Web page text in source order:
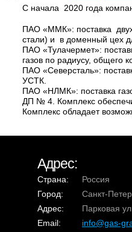
С начала 2020 года
ПАО «ММК»: поставка двух
стали) и в доменный цех
ПАО «Тулачермет»:
газов по радиусу, общего
ПАО «Северсталь»:
УСТК.
ПАО «НЛМК»: поставка
ДП № 4. Комплекс
Комплекс обладает
Адрес:
Страна:
Россия
Город:
Санкт-
Адрес:
Парковая
Email:
info@gas-